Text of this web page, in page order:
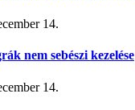
14.
nem sebészi kezelése
14.